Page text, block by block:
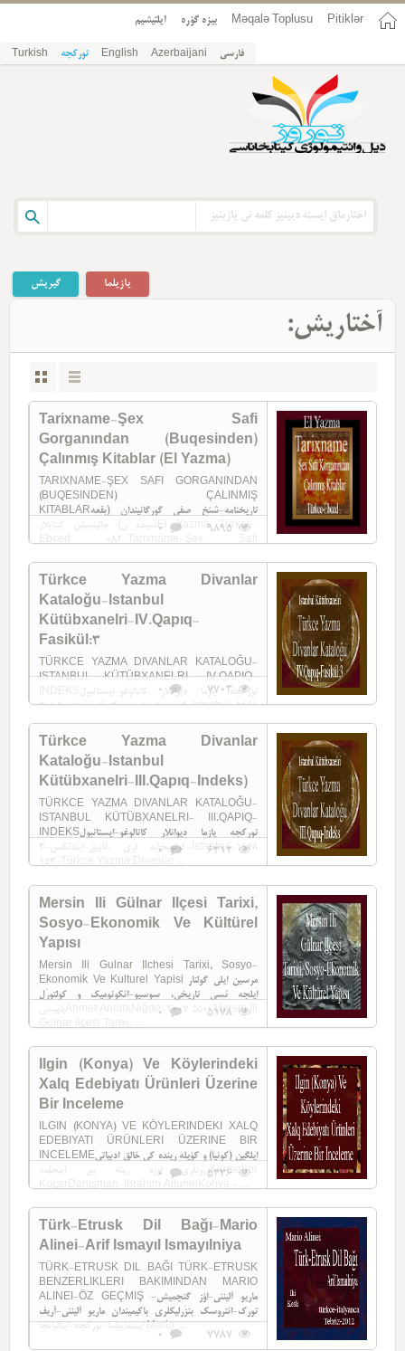
Pitiklər
Məqalə Toplusu بیزه گؤره ایلتیشیم
فارسی Azerbaijani
English تورکجه Turkish
گیریش یازیلما
آختاریش:
Tarixname-Şex Safi
Gorganından (Buqesinden)
Çalınmış Kitablar (El Yazma)
TARIXNAME-ŞEX SAFI GORGANINDAN
(BUQESINDEN) ÇALINMIŞ
KITABLARتاریخنامه-شئخ صفی گورگانیندان (بقعه
9895
0
Türkce Yazma Divanlar
Kataloğu-Istanbul
Kütübxanelri-IV.Qapıq-
Fasikül:3
TÜRKCE YAZMA DIVANLAR KATALOĞU-
ISTANBUL KÜTÜBXANELRI- IV.QAPIQ-
کوتوبخانه لری -4-.قاپیق فاسیکول:3 Istanbul-1968
154-Türkce Yazma Divanlar ...
7703
0
Türkce Yazma Divanlar
Kataloğu-Istanbul
Kütübxanelri-III.Qapıq-Indeks)
TÜRKCE YAZMA DIVANLAR KATALOĞU-
ISTANBUL KÜTÜBXANELRI- III.QAPIQ-
INDEKSتورکجه یازما دیوانلار کاتالوغو-ایستانبول
6312
0
Mersin Ili Gülnar Ilçesi Tarixi,
Sosyo-Ekonomik Ve Kültürel
Yapısı
Mersin Ili Gulnar Ilchesi Tarixi, Sosyo-
Ekonomik Ve Kulturel Yapisi مرسین ایلی گولنار
ایلجه ئسی تاریخی، سوسیو-ائکونومیک و کولتورَل
5178
0
Ilgin (Konya) Ve Köylerindeki
Xalq Edebiyatı Ürünleri Üzerine
Bir Inceleme
ILGIN (KONYA) VE KÖYLERINDEKI XALQ
EDEBIYATI ÜRÜNLERI ÜZERINE BIR
INCELEMEایلگین (کونیا) و کؤیله رینده کی خالق ادبیاتی
اورونلری اوزه رینه بیر اینجلمهNurseher5336
0
Türk-Etrusk Dil Bağı-Mario
Alinei-Arif Ismayıl Ismayılniya
TÜRK-ETRUSK DIL BAĞI TÜRK-ETRUSK
BENZERLIKLERI BAKIMINDAN MARIO
ALINEI-ÖZ GEÇMIŞ ماریو آلینئی-اؤز گئچمیش-
تورک-ائتروسک بنزَرلیکلری باکیمیندان ماریو آلینئی-آریف
7787
0